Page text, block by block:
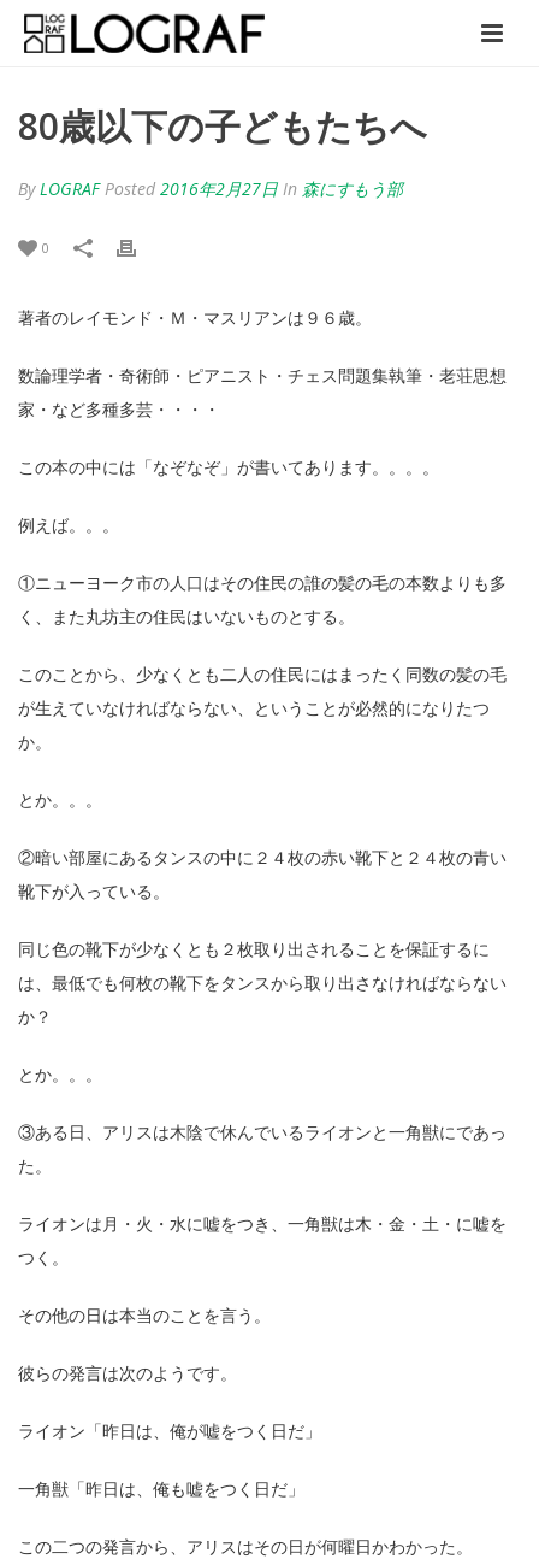
80歳以下の子どもたちへ
ByLOGRAF Posted 2016年2月27日 In 森にすもう部
0
著者のレイモンド・Ｍ・マスリアンは９６歳。
数論理学者・奇術師・ピアニスト・チェス問題集執筆・老荘思想
家・など多種多芸・・・・
この本の中には「なぞなぞ」が書いてあります。。。。
例えば。。。
①ニューヨーク市の人口はその住民の誰の髪の毛の本数よりも多
く、また丸坊主の住民はいないものとする。
このことから、少なくとも二人の住民にはまったく同数の髪の毛
が生えていなければならない、ということが必然的になりたつ
か。
とか。。。
②暗い部屋にあるタンスの中に２４枚の赤い靴下と２４枚の青い
靴下が入っている。
同じ色の靴下が少なくとも２枚取り出されることを保証するに
は、最低でも何枚の靴下をタンスから取り出さなければならない
か？
とか。。。
③ある日、アリスは木陰で休んでいるライオンと一角獣にであっ
た。
ライオンは月・火・水に嘘をつき、一角獣は木・金・土・に嘘を
つく。
その他の日は本当のことを言う。
彼らの発言は次のようです。
ライオン「昨日は、俺が嘘をつく日だ」
一角獣「昨日は、俺も嘘をつく日だ」
この二つの発言から、アリスはその日が何曜日かわかった。